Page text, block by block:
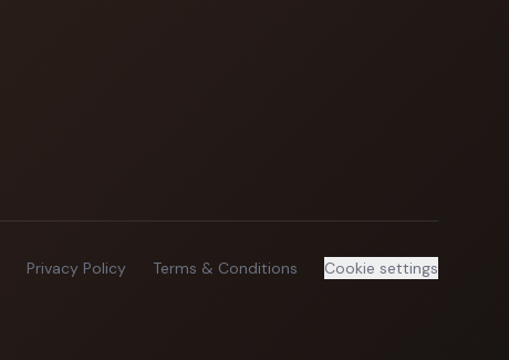
Privacy Policy Terms & Conditions Cookie settings